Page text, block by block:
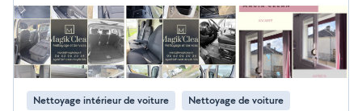
terrasses et des allées) . Je suis professionnel et aime
le travail bien fait. Mon but sera de pleinement satisfaire
votre demande.
Nettoyage intérieur de voiture Nettoyage de voiture